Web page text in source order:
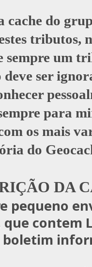
cache do
tributos,
um
deve ser
para
os mais
do
DA
pequeno
contem
boletim